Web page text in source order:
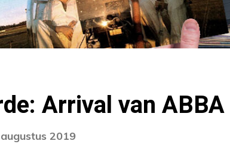
Arrival van ABBA
2019